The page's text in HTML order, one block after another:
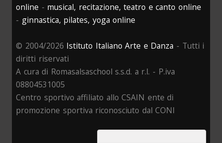
online - musical, recitazione, teatro e canto online
- ginnastica, pilates, yoga online
© 2004/2026 Istituto Italiano Arte e Danza - Tutti i
diritti riservati
A cura di Romasalsaschool s.s.d. a r.l. - P.iva
08804531005
Centro sportivo affiliato allo CSAIN ente di
promozione sportiva riconosciuto dal CONI